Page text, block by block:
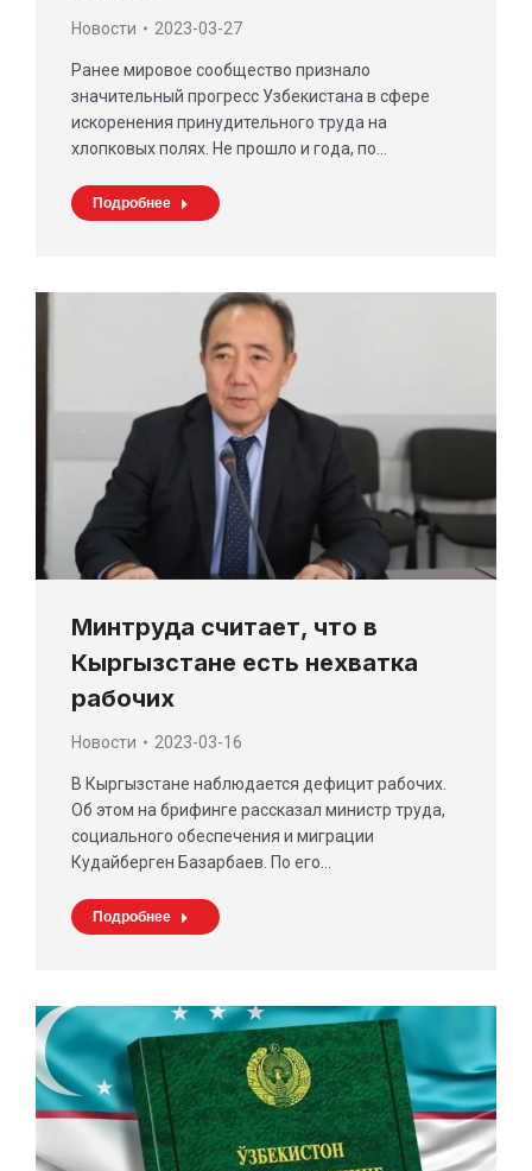
Новости 2023-03-27
Ранее мировое сообщество признало
значительный прогресс Узбекистана в сфере
искоренения принудительного труда на
хлопковых полях. Не прошло и года, по…
Подробнее
Минтруда считает, что в
Кыргызстане есть нехватка
рабочих
Новости 2023-03-16
В Кыргызстане наблюдается дефицит рабочих.
Об этом на брифинге рассказал министр труда,
социального обеспечения и миграции
Кудайберген Базарбаев. По его…
Подробнее